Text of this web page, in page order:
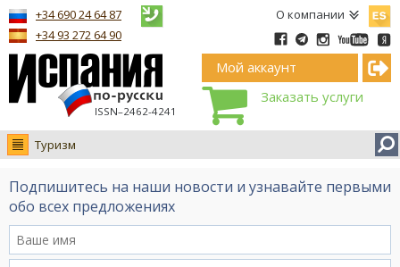
О компании
ISSN–2462-4241
+34 690 24 64 87
+34 93 272 64 90
Мой аккаунт
Заказать услуги
Туризм
Новости
Интервью
Видео Ruso.TV
Подпишитесь на наши новости и узнавайте первыми
обо всех предложениях